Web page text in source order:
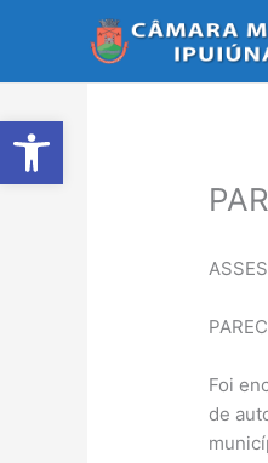
Abrir a barra de ferramentas
Foi
de